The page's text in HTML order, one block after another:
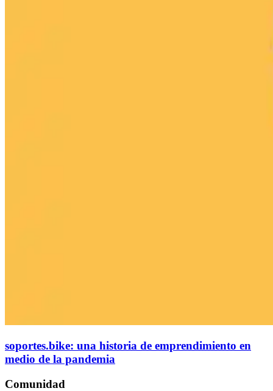
soportes.bike: una historia de emprendimiento en
medio de la pandemia
Comunidad